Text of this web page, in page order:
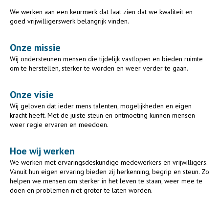
We werken aan een keurmerk dat laat zien dat we kwaliteit en
goed vrijwilligerswerk belangrijk vinden.
Onze missie
Wij ondersteunen mensen die tijdelijk vastlopen en bieden ruimte
om te herstellen, sterker te worden en weer verder te gaan.
Onze visie
Wij geloven dat ieder mens talenten, mogelijkheden en eigen
kracht heeft. Met de juiste steun en ontmoeting kunnen mensen
weer regie ervaren en meedoen.
Hoe wij werken
We werken met ervaringsdeskundige medewerkers en vrijwilligers.
Vanuit hun eigen ervaring bieden zij herkenning, begrip en steun. Zo
helpen we mensen om sterker in het leven te staan, weer mee te
doen en problemen niet groter te laten worden.